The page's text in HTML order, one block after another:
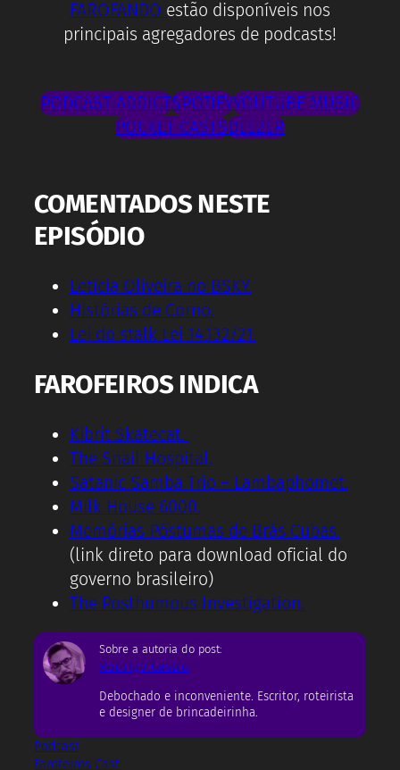
FAROFANDO estão disponíveis nos
principais agregadores de podcasts!
PODCAST ADDICTSPOTIFYYOUTUBE MUSIC
POCKET CASTSDEEZER
COMENTADOS NESTE
EPISÓDIO
Letícia Oliveira no BSKY.
Histórias de Corno.
Lei do stalk Lei 14.132/21.
FAROFEIROS INDICA
Kibrit Skatecat.
The Snail Hospital.
Satanic Samba Trio – Lambaphomet.
Milk House 6000.
Memórias Póstumas de Brás Cubas.
(link direto para download oficial do
governo brasileiro)
The Posthumous Investigation.
Sobre a autoria do post:
Rodrigo Castro
Debochado e inconveniente. Escritor, roteirista
e designer de brincadeirinha.
Podcast
Farofeiros Cast